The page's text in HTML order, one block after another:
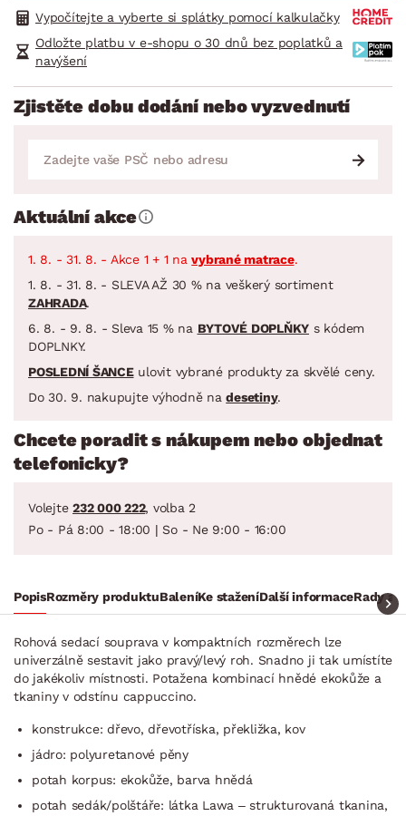
Vypočítejte a vyberte si splátky pomocí kalkulačky
Odložte platbu v e-shopu o 30 dnů bez poplatků a
navýšení
Zjistěte dobu dodání nebo vyzvednutí
Aktuální akce
1. 8. - 31. 8. - Akce 1 + 1 navybrané matrace.
1. 8. - 31. 8. - SLEVA AŽ 30 % na veškerý sortiment
ZAHRADA.
6. 8. - 9. 8. - Sleva 15 % na BYTOVÉ DOPLŇKY s kódem
DOPLNKY.
POSLEDNÍ ŠANCEulovit vybrané produkty za skvělé ceny.
Do 30. 9. nakupujte výhodně nadesetiny.
Chcete poradit s nákupem nebo objednat
telefonicky?
Volejte 232 000 222, volba 2
Po - Pá 8:00 - 18:00 | So - Ne 9:00 - 16:00
PopisRozměry produktuBaleníKe staženíDalší informaceRady a
Rohová sedací souprava v kompaktních rozměrech lze
univerzálně sestavit jako pravý/levý roh. Snadno ji tak umístíte
do jakékoliv místnosti. Potažena kombinací hnědé ekokůže a
tkaniny v odstínu cappuccino.
konstrukce: dřevo, dřevotříska, překližka, kov
jádro: polyuretanové pěny
potah korpus: ekokůže, barva hnědá
potah sedák/polštáře: látka Lawa – strukturovaná tkanina,